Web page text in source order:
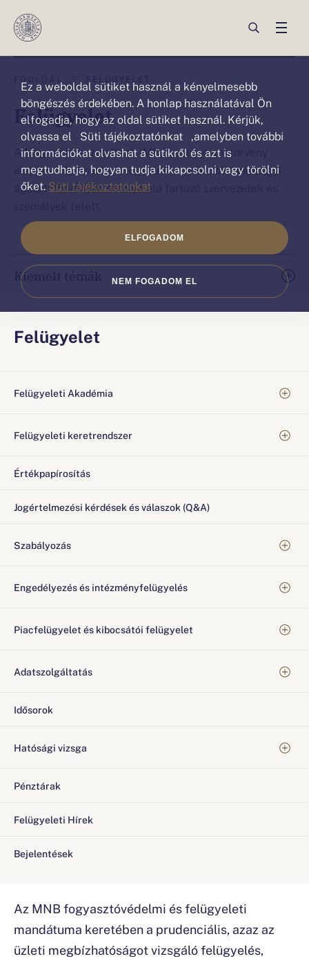
Ez a weboldal sütiket („cookie”)
használ
Ez a weboldal sütiket használ a kényelmesebb
böngészés érdekében. A honlap használatával Ön
elfogadja, hogy az oldal sütiket használ. Kérjük,
olvassa el Süti tájékoztatónkat ,amelyben további
információkat olvashat a sütikről és azt is
megtudhatja, hogyan tudja kikapcsolni vagy törölni
őket. Süti tájékoztatónkat
NEM FOGADOM EL
ELFOGADOM
ezen
oldalon
van:Felügyelet
Felügyelet
A Magyar Nemzeti Bank (MNB) a jegybanktörvény
alapján folyamatos felügyeletet gyakorol a pénzügyi
ágazati törvények hatálya alá tartozó szervezetek és
Ön
ezen
az
oldalon
van.
Kiemelt témák
Az MNB fogyasztóvédelmi és felügyeleti
mandátuma keretében a prudenciális, azaz az
üzleti megbízhatóságot vizsgáló felügyelés,
Felügyelet
Felügyeleti Akadémia
Felügyeleti keretrendszer
Értékpapírosítás
Jogértelmezési kérdések és válaszok (Q&A)
Szabályozás
Engedélyezés és intézményfelügyelés
Piacfelügyelet és kibocsátói felügyelet
Adatszolgáltatás
Idősorok
Hatósági vizsga
Pénztárak
Felügyeleti Hírek
Bejelentések